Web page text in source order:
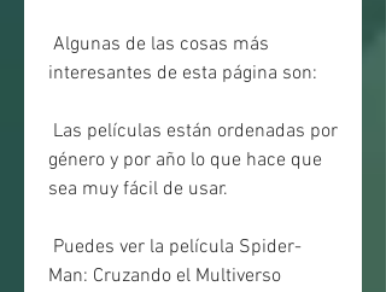
interesantes de esta página son:
género y por año lo que hace que
sea muy fácil de usar.
Man: Cruzando el Multiverso